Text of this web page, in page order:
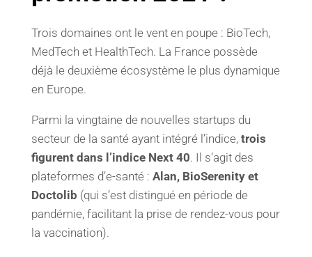
Trois domaines ont le vent en poupe : BioTech,
MedTech et HealthTech. La France possède
déjà le deuxième écosystème le plus dynamique
en Europe.
Parmi la vingtaine de nouvelles startups du
secteur de la santé ayant intégré l’indice, trois
figurent dans l’indice Next 40. Il s’agit des
plateformes d’e-santé : Alan, BioSerenity et
Doctolib (qui s’est distingué en période de
pandémie, facilitant la prise de rendez-vous pour
la vaccination).